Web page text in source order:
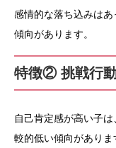
感情的な落ち込みは
傾向があります。
特徴② 挑戦行
自己肯定感が高い子
較的低い傾向があり